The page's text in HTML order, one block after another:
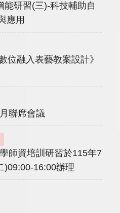
研習(三)-科技輔助自
應用
位融入表藝教案設計》
聯席會議
師資培訓研習於115年7
)09:00-16:00辦理